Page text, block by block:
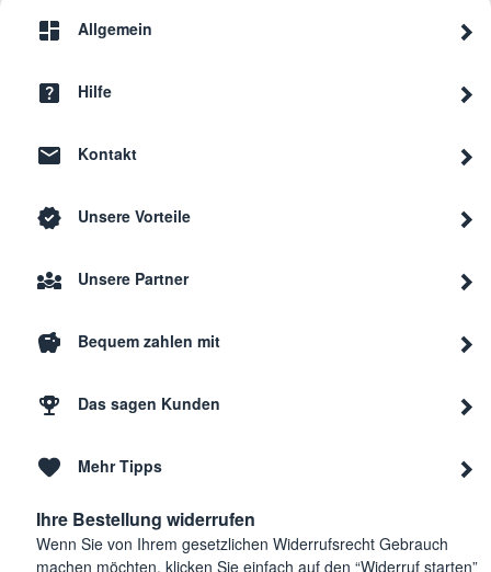
Allgemein
Hilfe
Kontakt
Unsere Vorteile
Unsere Partner
Bequem zahlen mit
Das sagen Kunden
Mehr Tipps
Ihre Bestellung widerrufen
Wenn Sie von Ihrem gesetzlichen Widerrufsrecht Gebrauch
machen möchten, klicken Sie einfach auf den “Widerruf starten”